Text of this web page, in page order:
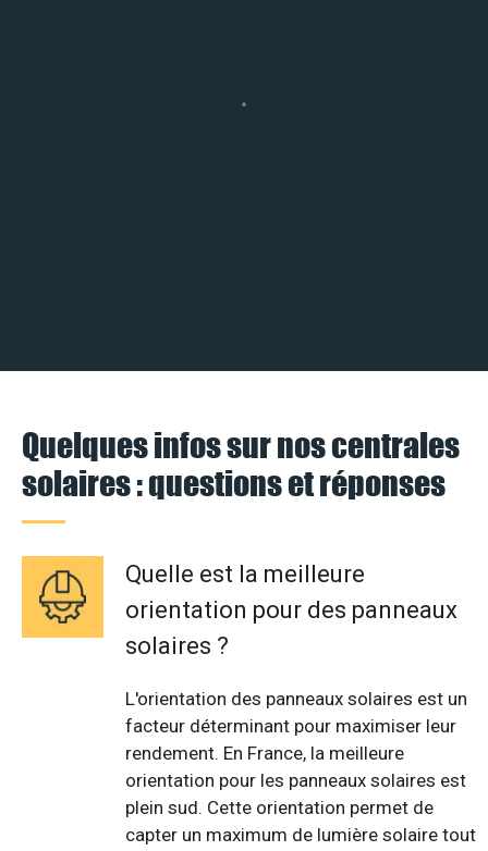
Quelques infos sur nos centrales
solaires : questions et réponses
Quelle est la meilleure
orientation pour des panneaux
solaires ?
L'orientation des panneaux solaires est un
facteur déterminant pour maximiser leur
rendement. En France, la meilleure
orientation pour les panneaux solaires est
plein sud. Cette orientation permet de
capter un maximum de lumière solaire tout